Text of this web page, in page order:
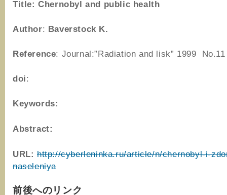
Title: Chernobyl and public health
Author: Baverstock K.
Reference: Journal:”Radiation and lisk” 1999 No.11
doi:
Keywords:
Abstract:
URL: http://cyberleninka.ru/article/n/chernobyl-i-
naseleniya
前後へのリンク